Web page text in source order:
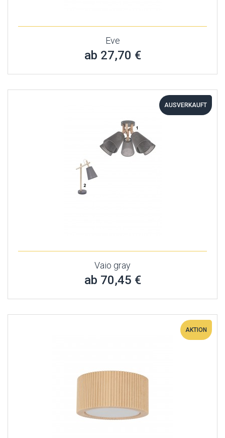
Eve
ab 27,70 €
AUSVERKAUFT
Vaio gray
ab 70,45 €
AKTION